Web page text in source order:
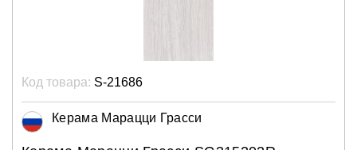
Код товара: S-21686
Керама Марацци Грасси